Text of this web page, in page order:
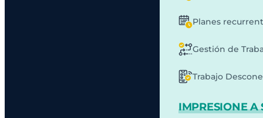
Planes
Gestión de
Trabajo
IMPRESIONE A